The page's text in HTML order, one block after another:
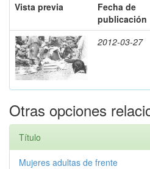
Vista previa
Fecha de
publicación
2012-03-27
Otras opciones
Título
Mujeres adultas de frente